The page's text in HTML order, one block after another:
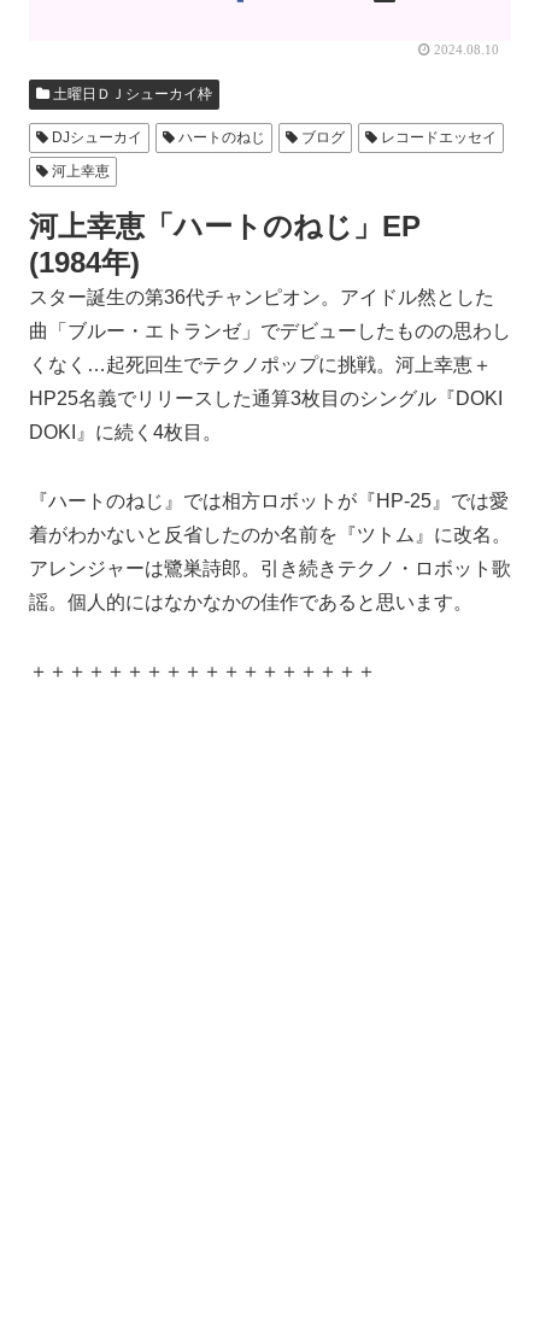
2024.08.10
土曜日ＤＪシューカイ枠
DJシューカイ ハートのねじ ブログ
レコードエッセイ
河上幸恵
河上幸恵「ハートのねじ」EP
(1984年)
スター誕生の第36代チャンピオン。アイドル然とした
曲「ブルー・エトランゼ」でデビューしたものの思わし
くなく…起死回生でテクノポップに挑戦。河上幸恵＋
HP25名義でリリースした通算3枚目のシングル『DOKI
DOKI』に続く4枚目。
『ハートのねじ』では相方ロボットが『HP-25』では愛
着がわかないと反省したのか名前を『ツトム』に改名。
アレンジャーは鷺巣詩郎。引き続きテクノ・ロボット歌
謡。個人的にはなかなかの佳作であると思います。
＋＋＋＋＋＋＋＋＋＋＋＋＋＋＋＋＋＋